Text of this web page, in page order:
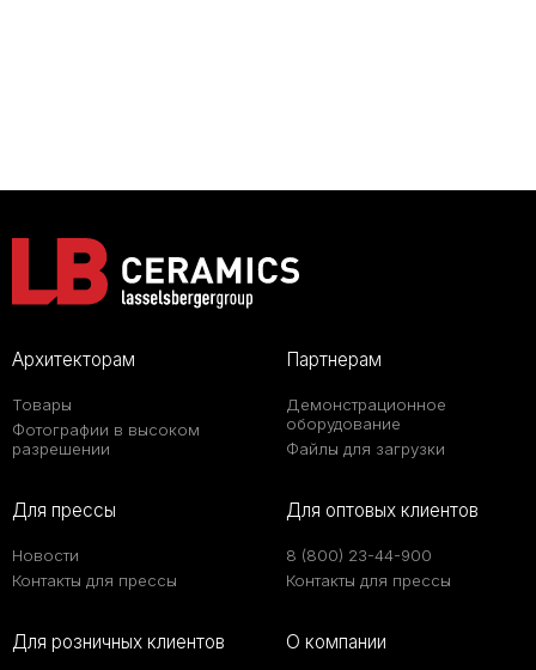
Архитекторам
Товары
Фотографии в высоком
разрешении
Партнерам
Демонстрационное
оборудование
Файлы для загрузки
Для прессы
Новости
Контакты для прессы
Для оптовых клиентов
8 (800) 23-44-900
Контакты для прессы
Для розничных клиентов О компании